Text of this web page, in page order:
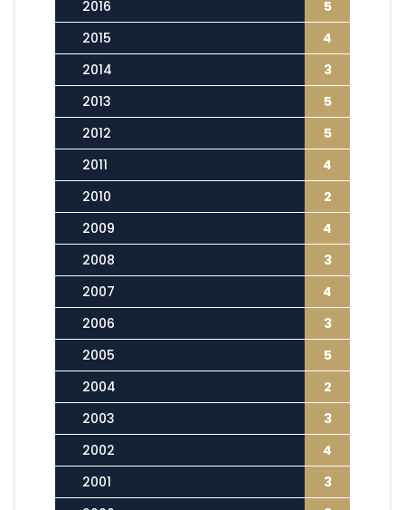
2016
5
2015
4
2014
3
2013
5
2012
5
2011
4
2010
2
2009
4
2008
3
2007
4
2006
3
2005
5
2004
2
2003
3
2002
4
2001
3